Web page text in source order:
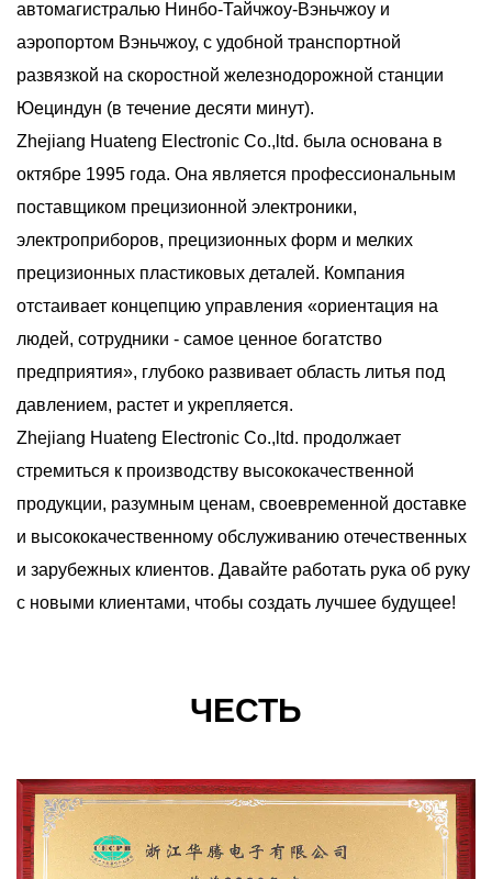
автомагистралью Нинбо-Тайчжоу-Вэньчжоу и
аэропортом Вэньчжоу, с удобной транспортной
развязкой на скоростной железнодорожной станции
Юециндун (в течение десяти минут).
Zhejiang Huateng Electronic Co.,ltd. была основана в
октябре 1995 года. Она является профессиональным
поставщиком прецизионной электроники,
электроприборов, прецизионных форм и мелких
прецизионных пластиковых деталей. Компания
отстаивает концепцию управления «ориентация на
людей, сотрудники - самое ценное богатство
предприятия», глубоко развивает область литья под
давлением, растет и укрепляется.
Zhejiang Huateng Electronic Co.,ltd. продолжает
стремиться к производству высококачественной
продукции, разумным ценам, своевременной доставке
и высококачественному обслуживанию отечественных
и зарубежных клиентов. Давайте работать рука об руку
с новыми клиентами, чтобы создать лучшее будущее!
ЧЕСТЬ